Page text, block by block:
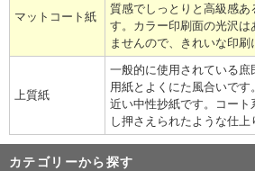
マットコート紙
質感でしっとりと高級感あ
す。カラー印刷面の光沢
ませんので、きれいな印刷
上質紙
一般的に使用されている
用紙とよくにた風合いで
近い中性抄紙です。コー
し押さえられたような仕上
カテゴリーから探す